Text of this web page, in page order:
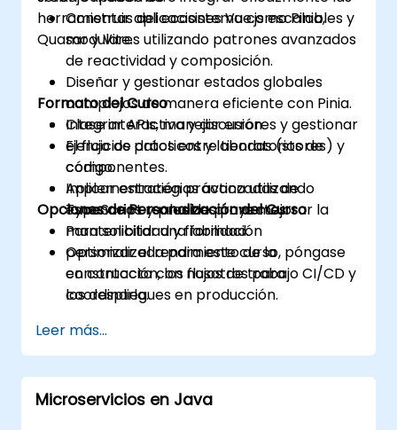
herramientas del ecosistema como Pinia,
Quasar y Vite.
Construir aplicaciones Vue.js escalables y
modulares utilizando patrones avanzados
de reactividad y composición.
Diseñar y gestionar estados globales
complejos de manera eficiente con Pinia.
Integrar APIs, manejar errores y gestionar
el flujo de datos entre tiendas (stores) y
componentes.
Aplicar estrategias avanzadas de
TypeScript y pruebas para mejorar la
mantenibilidad y fiabilidad.
Optimizar el rendimiento de la
construcción, los flujos de trabajo CI/CD y
los despliegues en producción.
Formato del Curso
Clase interactiva y discusión.
Ejercicios prácticos y laboratorios de
código.
Implementación práctica utilizando
escenarios reales de proyectos.
Opciones de Personalización del Curso
Para solicitar una formación
personalizada para este curso, póngase
en contacto con nosotros para
coordinarla.
Leer más...
Microservicios en Java